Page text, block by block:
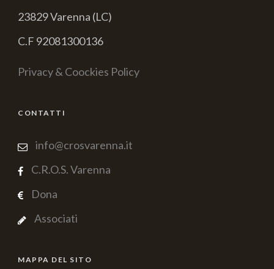
23829 Varenna (LC)
C.F 92081300136
Privacy & Coockies Policy
CONTATTI
info@crosvarenna.it
C.R.O.S. Varenna
Dona
Associati
MAPPA DEL SITO